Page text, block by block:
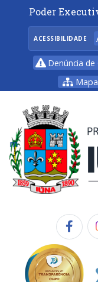
Poder
ACESSIBILIDADE
Denúncia de